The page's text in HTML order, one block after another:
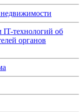
недвижимости
IT-технологий об
органов